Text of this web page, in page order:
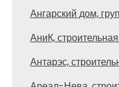
Ангарский дом,
АниК,
Антарэс,